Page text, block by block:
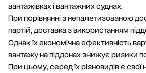
вантажівках і вантажних суднах.
При порівнянні з непалетизованою
партій, доставка з використанням
Однак їх економічна ефективність
вантажу на піддонах знижує ризики
При цьому, серед їх різновидів є